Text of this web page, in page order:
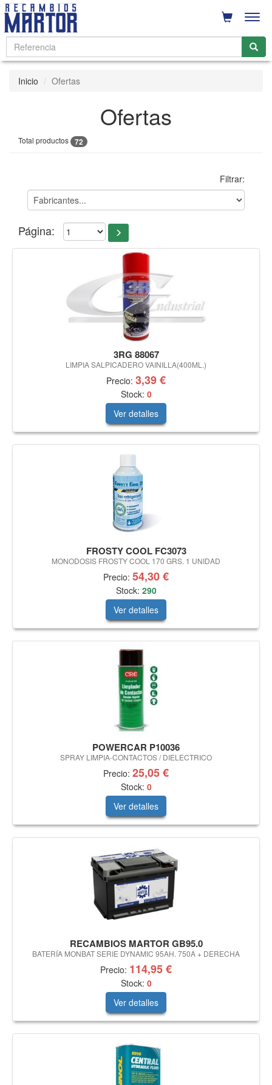
Inicio Ofertas
Ofertas
Total productos 72
Filtrar:
Página:
3RG 88067
LIMPIA SALPICADERO VAINILLA(400ML.)
Precio: 3,39 €
Stock: 0
Ver detalles
FROSTY COOL FC3073
MONODOSIS FROSTY COOL 170 GRS. 1 UNIDAD
Precio: 54,30 €
Stock: 290
Ver detalles
POWERCAR P10036
SPRAY LIMPIA-CONTACTOS / DIELECTRICO
Precio: 25,05 €
Stock: 0
Ver detalles
RECAMBIOS MARTOR GB95.0
BATERÍA MONBAT SERIE DYNAMIC 95AH. 750A + DERECHA
Precio: 114,95 €
Stock: 0
Ver detalles